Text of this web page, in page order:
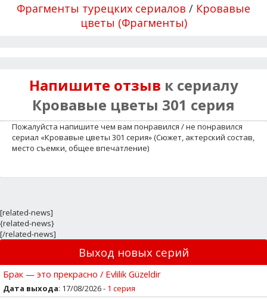
Фрагменты турецких сериалов / Кровавые
цветы (Фрагменты)
Напишите отзыв к сериалу
Кровавые цветы 301 серия
Пожалуйста напишите чем вам понравился / не понравился
сериал «Кровавые цветы 301 серия» (Сюжет, актерский состав,
место съемки, общее впечатление)
[related-news]
{related-news}
[/related-news]
Выход новых серий
Брак — это прекрасно / Evlilik Güzeldir
Дата выхода: 17/08/2026 - 1 серия